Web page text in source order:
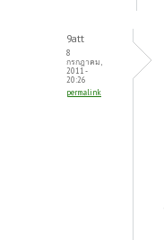
9att
8
กรกฎาคม,
2011 -
20:26
permalink